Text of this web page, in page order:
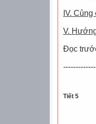
IV. Củng
V.
Đọc
Tiết 5